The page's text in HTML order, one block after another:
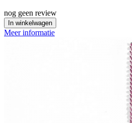
nog geen review
In winkelwagen
Meer informatie